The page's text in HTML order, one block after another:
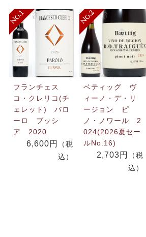
フランチェス
コ・クレリコ(チ
ェレット) バロ
ーロ ブッシ
ア 2020
6,600円
（税
込）
ベティッグ ヴ
ィーノ・デ・リ
ージョン ピ
ノ・ノワール 2
024(2026夏セー
ルNo.16)
2,703円
（税
込）